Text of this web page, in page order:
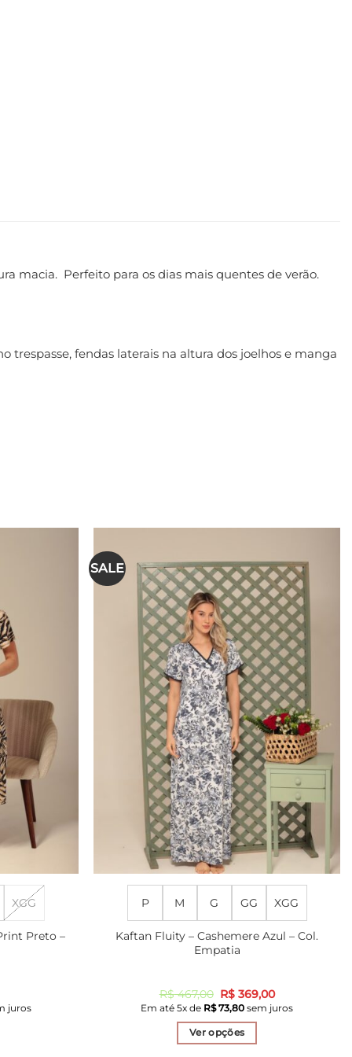
macia. Perfeito para os dias mais quentes de verão.
trespasse, fendas laterais na altura dos joelhos e manga
XGG
Preto –
juros
SALE
P M G GG XGG
Kaftan Fluity – Cashemere Azul – Col.
Empatia
R$467,00 O
preço
original
era:
R$ 467,00.
R$369,00O
preço
atual
Em até5x de R$73,80 sem juros
Ver opções